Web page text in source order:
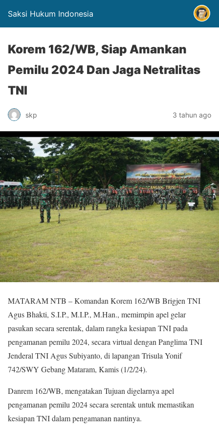
Saksi Hukum Indonesia
Korem 162/WB, Siap Amankan
Pemilu 2024 Dan Jaga Netralitas
TNI
skp 3 tahun ago
MATARAM NTB – Komandan Korem 162/WB Brigjen TNI
Agus Bhakti, S.I.P., M.I.P., M.Han., memimpin apel gelar
pasukan secara serentak, dalam rangka kesiapan TNI pada
pengamanan pemilu 2024, secara virtual dengan Panglima TNI
Jenderal TNI Agus Subiyanto, di lapangan Trisula Yonif
742/SWY Gebang Mataram, Kamis (1/2/24).
Danrem 162/WB, mengatakan Tujuan digelarnya apel
pengamanan pemilu 2024 secara serentak untuk memastikan
kesiapan TNI dalam pengamanan nantinya.